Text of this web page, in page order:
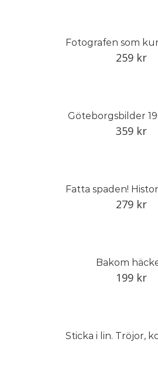
259 kr
Göteborgsbilder
359 kr
279 kr
Bakom
199 kr